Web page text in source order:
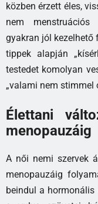
közben érzett éles,
nem
gyakran jól kezelhető
tippek alapján
testedet komolyan
„valami nem stimmel
Élettani
menopauzáig
A női nemi szervek
menopauzáig
beindul a hormonális